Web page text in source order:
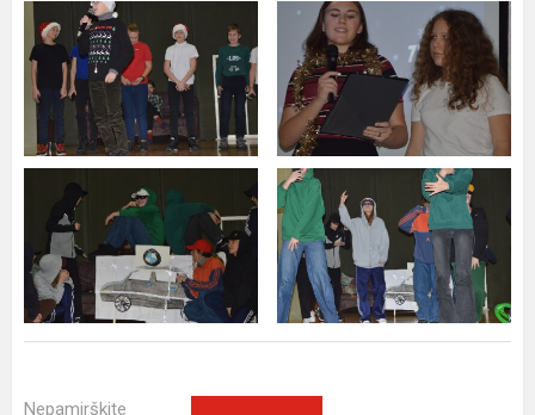
Nepamirškite